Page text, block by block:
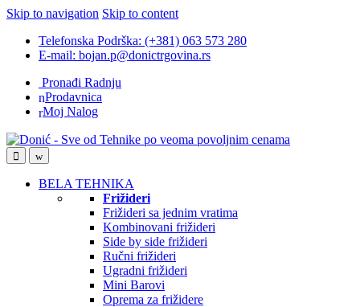
Skip to navigation Skip to content
Telefonska Podrška: (+381) 063 573 280
E-mail: bojan.p@donictrgovina.rs
Pronađi Radnju
Prodavnica
Moj Nalog
BELA TEHNIKA
Frižideri
Frižideri sa jednim vratima
Kombinovani frižideri
Side by side frižideri
Ručni frižideri
Ugradni frižideri
Mini Barovi
Oprema za frižidere